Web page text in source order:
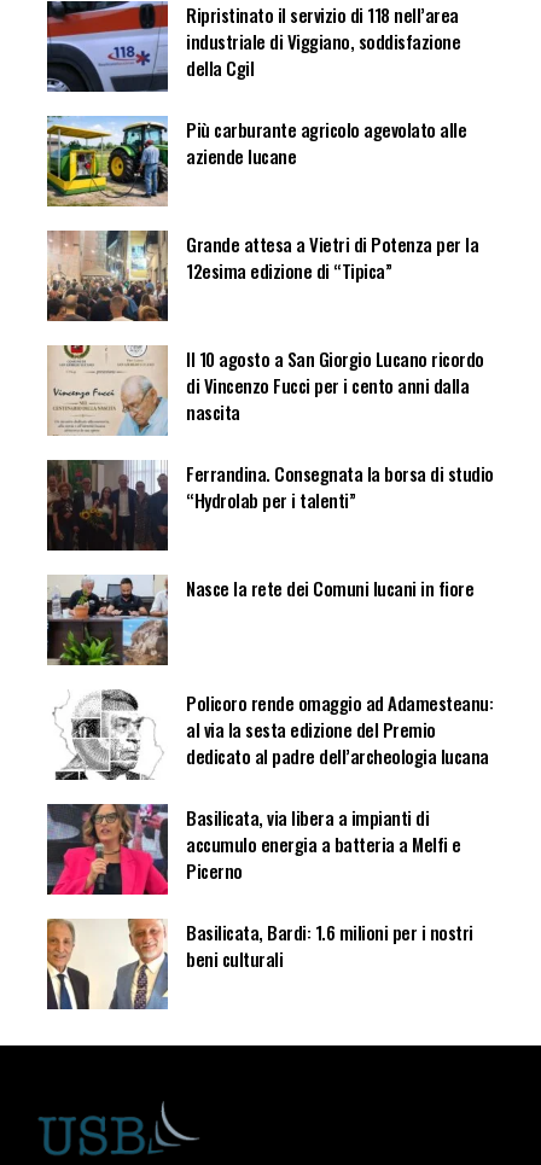
Ripristinato il servizio di 118 nell’area
industriale di Viggiano, soddisfazione
della Cgil
Più carburante agricolo agevolato alle
aziende lucane
Grande attesa a Vietri di Potenza per la
12esima edizione di “Tipica”
Il 10 agosto a San Giorgio Lucano ricordo
di Vincenzo Fucci per i cento anni dalla
nascita
Ferrandina. Consegnata la borsa di studio
“Hydrolab per i talenti”
Nasce la rete dei Comuni lucani in fiore
Policoro rende omaggio ad Adamesteanu:
al via la sesta edizione del Premio
dedicato al padre dell’archeologia lucana
Basilicata, via libera a impianti di
accumulo energia a batteria a Melfi e
Picerno
Basilicata, Bardi: 1.6 milioni per i nostri
beni culturali